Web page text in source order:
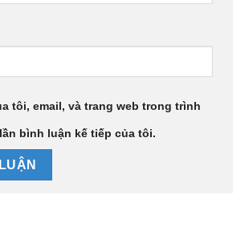
tôi, email, và trang web trong trình
bình luận kế tiếp của tôi.